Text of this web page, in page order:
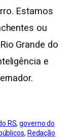
Estamos
ou
Grande do
e
RS, governo do
, Redação